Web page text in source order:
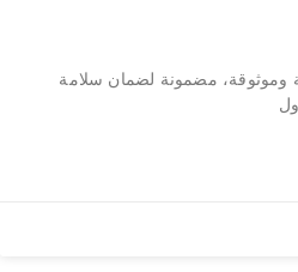
مضمونة لضمان سلامة